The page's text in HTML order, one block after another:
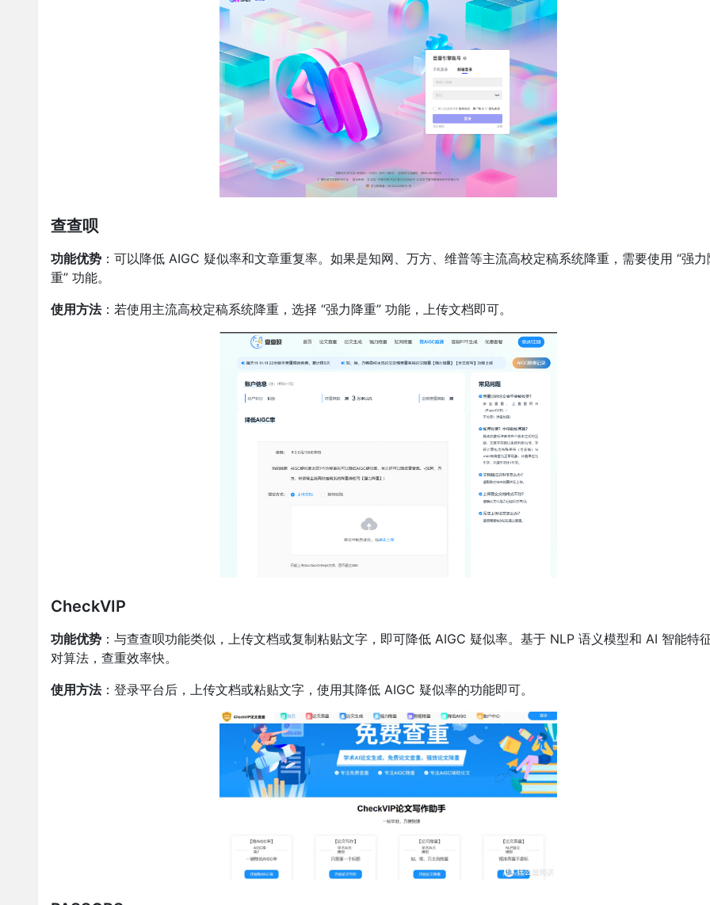
查查呗
功能优势 ：可以降低 AIGC 疑似率和文章重复率。如果是知网、万方、维普等主流高校定稿系统降重，需要使用 “强力
重” 功能。
使用方法：若使用主流高校定稿系统降重，选择 “强力降重” 功能，上传文档即可。
CheckVIP
功能优势 ：与查查呗功能类似，上传文档或复制粘贴文字，即可降低 AIGC 疑似率。基于 NLP 语义模型和 AI 智能特
对算法，查重效率快。
使用方法：登录平台后，上传文档或粘贴文字，使用其降低 AIGC 疑似率的功能即可。